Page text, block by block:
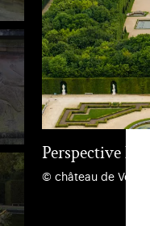
Perspective
© château de